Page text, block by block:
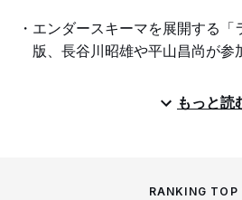
エンダースキーマを展開する「
版、長谷川昭雄や平山昌尚が参
もっと読
RANKING TOP